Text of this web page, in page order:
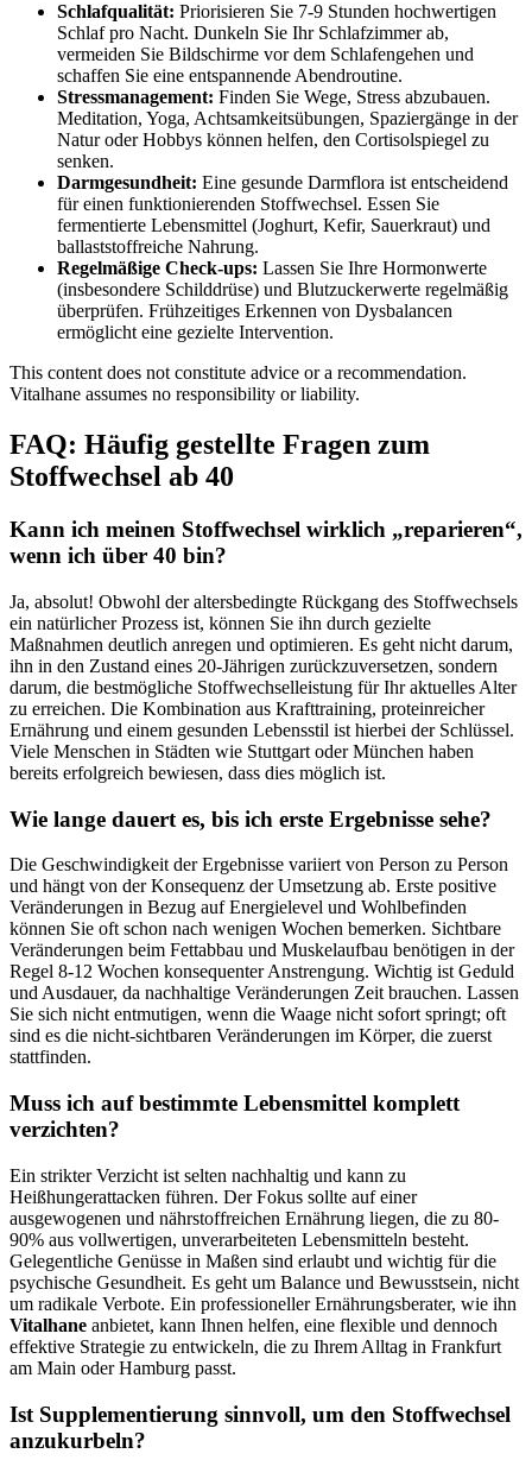
Schlafqualität: Priorisieren Sie 7-9 Stunden hochwertigen
Schlaf pro Nacht. Dunkeln Sie Ihr Schlafzimmer ab,
vermeiden Sie Bildschirme vor dem Schlafengehen und
schaffen Sie eine entspannende Abendroutine.
Stressmanagement: Finden Sie Wege, Stress abzubauen.
Meditation, Yoga, Achtsamkeitsübungen, Spaziergänge in der
Natur oder Hobbys können helfen, den Cortisolspiegel zu
senken.
Darmgesundheit: Eine gesunde Darmflora ist entscheidend
für einen funktionierenden Stoffwechsel. Essen Sie
fermentierte Lebensmittel (Joghurt, Kefir, Sauerkraut) und
ballaststoffreiche Nahrung.
Regelmäßige Check-ups: Lassen Sie Ihre Hormonwerte
(insbesondere Schilddrüse) und Blutzuckerwerte regelmäßig
überprüfen. Frühzeitiges Erkennen von Dysbalancen
ermöglicht eine gezielte Intervention.
This content does not constitute advice or a recommendation.
Vitalhane assumes no responsibility or liability.
FAQ: Häufig gestellte Fragen zum
Stoffwechsel ab 40
Kann ich meinen Stoffwechsel wirklich „reparieren“,
wenn ich über 40 bin?
Ja, absolut! Obwohl der altersbedingte Rückgang des Stoffwechsels
ein natürlicher Prozess ist, können Sie ihn durch gezielte
Maßnahmen deutlich anregen und optimieren. Es geht nicht darum,
ihn in den Zustand eines 20-Jährigen zurückzuversetzen, sondern
darum, die bestmögliche Stoffwechselleistung für Ihr aktuelles Alter
zu erreichen. Die Kombination aus Krafttraining, proteinreicher
Ernährung und einem gesunden Lebensstil ist hierbei der Schlüssel.
Viele Menschen in Städten wie Stuttgart oder München haben
bereits erfolgreich bewiesen, dass dies möglich ist.
Wie lange dauert es, bis ich erste Ergebnisse sehe?
Die Geschwindigkeit der Ergebnisse variiert von Person zu Person
und hängt von der Konsequenz der Umsetzung ab. Erste positive
Veränderungen in Bezug auf Energielevel und Wohlbefinden
können Sie oft schon nach wenigen Wochen bemerken. Sichtbare
Veränderungen beim Fettabbau und Muskelaufbau benötigen in der
Regel 8-12 Wochen konsequenter Anstrengung. Wichtig ist Geduld
und Ausdauer, da nachhaltige Veränderungen Zeit brauchen. Lassen
Sie sich nicht entmutigen, wenn die Waage nicht sofort springt; oft
sind es die nicht-sichtbaren Veränderungen im Körper, die zuerst
stattfinden.
Muss ich auf bestimmte Lebensmittel komplett
verzichten?
Ein strikter Verzicht ist selten nachhaltig und kann zu
Heißhungerattacken führen. Der Fokus sollte auf einer
ausgewogenen und nährstoffreichen Ernährung liegen, die zu 80-
90% aus vollwertigen, unverarbeiteten Lebensmitteln besteht.
Gelegentliche Genüsse in Maßen sind erlaubt und wichtig für die
psychische Gesundheit. Es geht um Balance und Bewusstsein, nicht
um radikale Verbote. Ein professioneller Ernährungsberater, wie ihn
Vitalhane anbietet, kann Ihnen helfen, eine flexible und dennoch
effektive Strategie zu entwickeln, die zu Ihrem Alltag in Frankfurt
am Main oder Hamburg passt.
Ist Supplementierung sinnvoll, um den Stoffwechsel
anzukurbeln?